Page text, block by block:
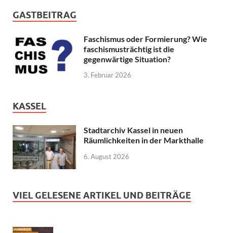
GASTBEITRAG
Faschismus oder Formierung? Wie
faschismusträchtig ist die
gegenwärtige Situation?
3. Februar 2026
KASSEL
Stadtarchiv Kassel in neuen
Räumlichkeiten in der Markthalle
6. August 2026
VIEL GELESENE ARTIKEL UND BEITRÄGE